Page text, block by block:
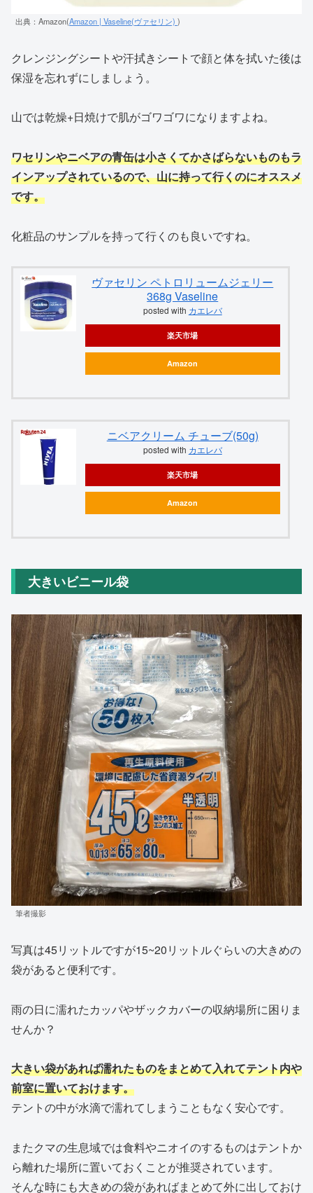
出典：Amazon(Amazon | Vaseline(ヴァセリン) )
クレンジングシートや汗拭きシートで顔と体を拭いた後は
保湿を忘れずにしましょう。
山では乾燥+日焼けで肌がゴワゴワになりますよね。
ワセリンやニベアの青缶は小さくてかさばらないものもラ
インアップされているので、山に持って行くのにオススメ
です。
化粧品のサンプルを持って行くのも良いですね。
ヴァセリン ペトロリュームジェリー
368g Vaseline
posted with カエレバ
楽天市場
Amazon
ニベアクリーム チューブ(50g)
posted with カエレバ
楽天市場
Amazon
大きいビニール袋
筆者撮影
写真は45リットルですが15~20リットルぐらいの大きめの
袋があると便利です。
雨の日に濡れたカッパやザックカバーの収納場所に困りま
せんか？
大きい袋があれば濡れたものをまとめて入れてテント内や
前室に置いておけます。
テントの中が水滴で濡れてしまうこともなく安心です。
またクマの生息域では食料やニオイのするものはテントか
ら離れた場所に置いておくことが推奨されています。
そんな時にも大きめの袋があればまとめて外に出しておけ